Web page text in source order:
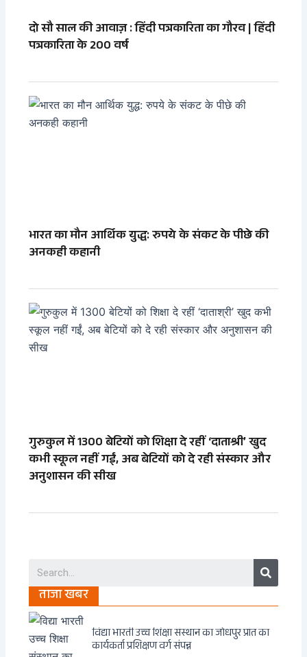
दो सौ साल की आवाज़ : हिंदी पत्रकारिता का गौरव | हिंदी
पत्रकारिता के 200 वर्ष
भारत का मौन आर्थिक युद्ध: रुपये के संकट के पीछे की
अनकही कहानी
गुरुकुल में 1300 बेटियों को शिक्षा दे रहीं ‘दाताश्री’ खुद
कभी स्कूल नहीं गईं, अब बेटियों को दे रही संस्कार और
अनुशासन की सीख
Search
ताजा खबर
विद्या भारती उच्च शिक्षा संस्थान का जोधपुर प्रांत का
कार्यकर्ता प्रशिक्षण वर्ग संपन्न